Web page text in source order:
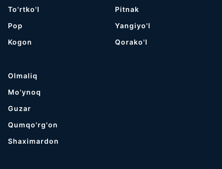
To'rtko'l
Pop
Kogon
Pitnak
Yangiyo'l
Qorako'l
Olmaliq
Mo'ynoq
Guzar
Qumqo'rg'on
Shaximardon